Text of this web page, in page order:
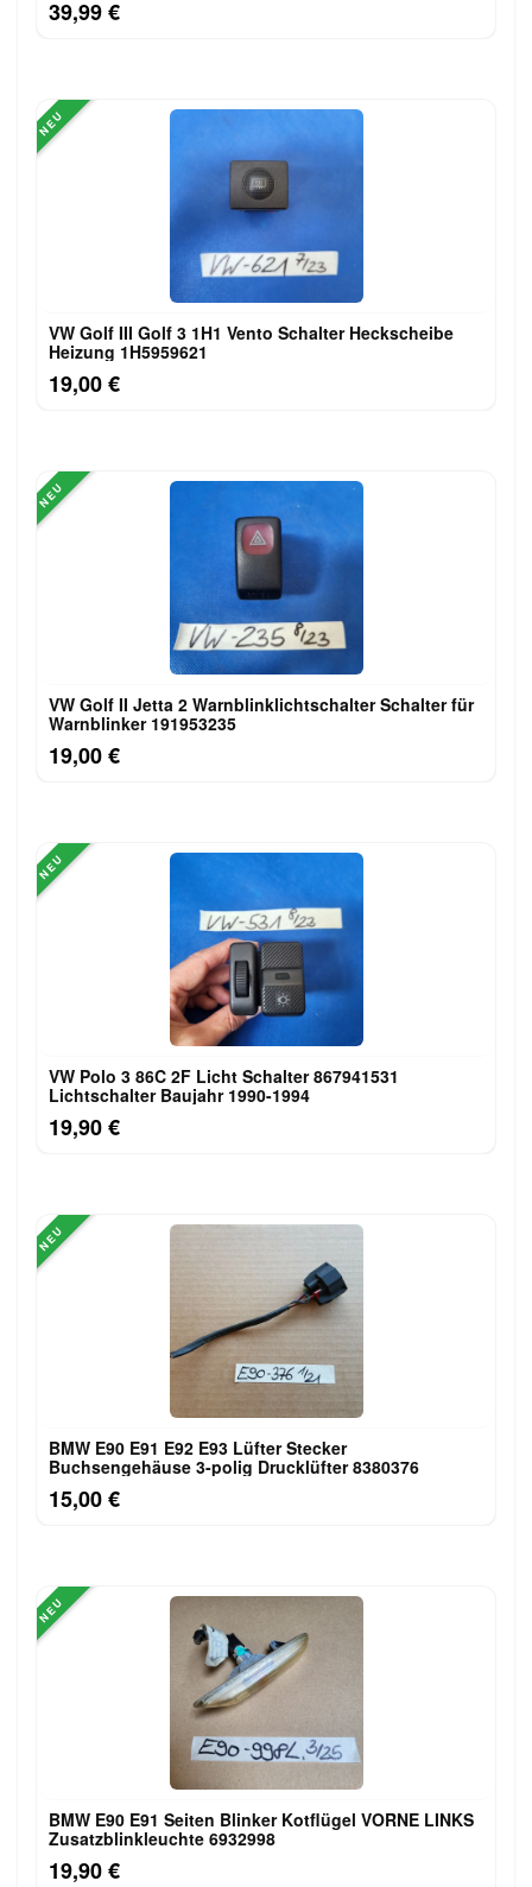
39,99 €
NEU
VW Golf III Golf 3 1H1 Vento Schalter Heckscheibe
Heizung 1H5959621
19,00 €
NEU
VW Golf II Jetta 2 Warnblinklichtschalter Schalter für
Warnblinker 191953235
19,00 €
NEU
VW Polo 3 86C 2F Licht Schalter 867941531
Lichtschalter Baujahr 1990-1994
19,90 €
NEU
BMW E90 E91 E92 E93 Lüfter Stecker
Buchsengehäuse 3-polig Drucklüfter 8380376
15,00 €
NEU
BMW E90 E91 Seiten Blinker Kotflügel VORNE LINKS
Zusatzblinkleuchte 6932998
19,90 €